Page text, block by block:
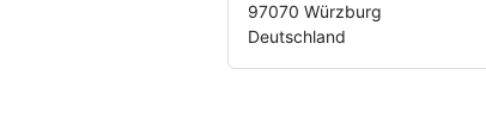
97070 Würzburg
Deutschland